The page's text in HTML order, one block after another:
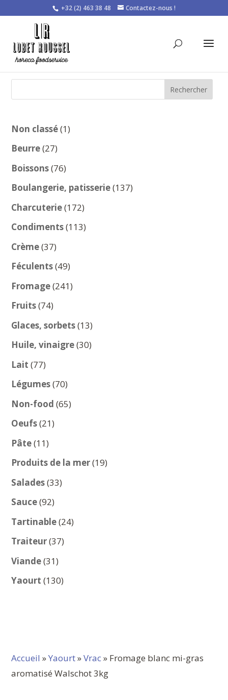
+32 (2) 463 38 48 Contactez-nous !
Rechercher
Non classé 11
Beurre 2727
produits
Boissons 7676
produits
Boulangerie, patisserie 137137
Charcuterie 172172
produits
Condiments 113113
Crème 3737
produits
Féculents 4949
produits
Fromage 241241
Fruits 7474
produits
Glaces, sorbets 1313
produits
Huile, vinaigre 3030
Lait 7777
produits
Légumes 7070
produits
Non-food 6565
Oeufs 2121
Pâte 1111
produits
Produits de la mer 1919
Salades 3333
Sauce 9292
produits
Tartinable 2424
Traiteur 3737
Viande 3131
produits
Yaourt 130130
Accueil »Yaourt»Vrac» Fromage blanc mi-gras
aromatisé Walschot 3kg